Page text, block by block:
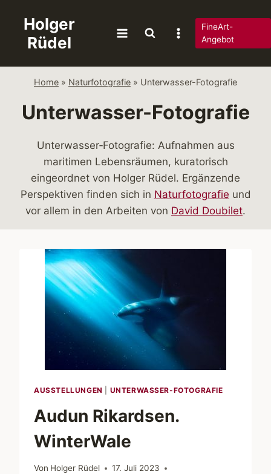
springen
Holger
Rüdel
FineArt-
Angebot
Home » Naturfotografie » Unterwasser-Fotografie
Unterwasser-Fotografie
Unterwasser‑Fotografie: Aufnahmen aus
maritimen Lebensräumen, kuratorisch
eingeordnet von Holger Rüdel. Ergänzende
Perspektiven finden sich in Naturfotografie und
vor allem in den Arbeiten von David Doubilet.
AUSSTELLUNGEN UNTERWASSER-FOTOGRAFIE
Audun Rikardsen.
WinterWale
Von Holger Rüdel
17. Juli 2023